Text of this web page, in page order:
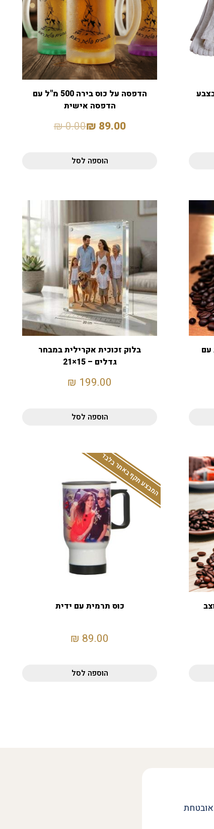
הדפסה על כוס בירה 500 מ"ל עם
הדפסה אישית
89.00
₪
0.00
₪
הוספה לסל
עם
בלוק זכוכית אקרילית במבחר
גדלים – 15×21
199.00
₪
הוספה לסל
המבצע תקף באתר בלבד
כוס תרמית עם ידית
89.00
₪
הוספה לסל